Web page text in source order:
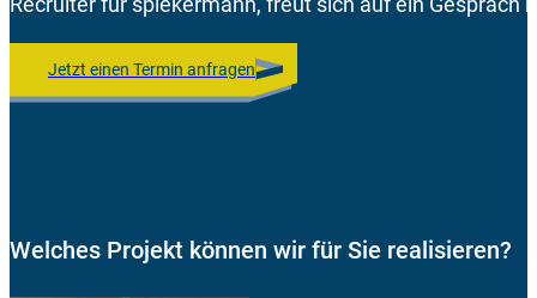
Jetzt einen Termin anfragen
Welches Projekt können wir für Sie realisieren?